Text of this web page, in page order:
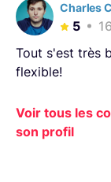
Charles
5
Tout s'est très
flexible!
Voir tous les
son profil